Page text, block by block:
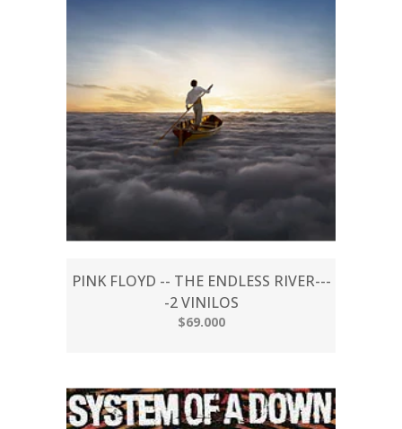
PINK FLOYD -- THE ENDLESS RIVER---
-2 VINILOS
$69.000